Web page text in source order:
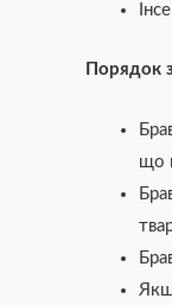
Порядок
що